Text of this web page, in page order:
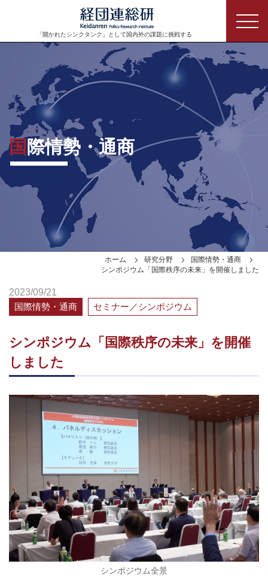
「開かれたシンクタンク」として国内外の課題に挑戦する
国際情勢・通商
ホーム 研究分野
国際情勢・通商
シンポジウム「国際秩序の未来」を開催しました
2023/09/21
国際情勢・通商
セミナー／シンポジウム
シンポジウム「国際秩序の未来」を開催
しました
シンポジウム全景